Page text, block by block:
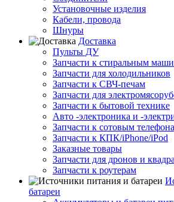
Установочные изделия
Кабели, провода
Шнуры
Доставка
Пульты ДУ
Запчасти к стиральным
Запчасти для холодильников
Запчасти к СВЧ-печам
Запчасти для
Запчасти к бытовой технике
Авто -электроника и -
Запчасти к сотовым
Запчасти к КПК/iPhone/iPod
Заказные товары
Запчасти для дронов и
Запчасти к роутерам
батареи